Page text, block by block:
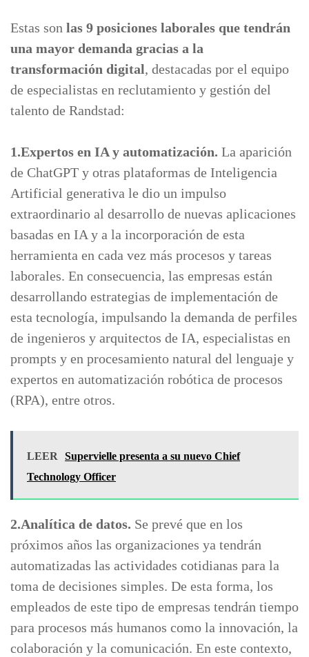
Estas son las 9 posiciones laborales que tendrán
una mayor demanda gracias a la
transformación digital, destacadas por el equipo
de especialistas en reclutamiento y gestión del
talento de Randstad:
1.Expertos en IA y automatización. La aparición
de ChatGPT y otras plataformas de Inteligencia
Artificial generativa le dio un impulso
extraordinario al desarrollo de nuevas aplicaciones
basadas en IA y a la incorporación de esta
herramienta en cada vez más procesos y tareas
laborales. En consecuencia, las empresas están
desarrollando estrategias de implementación de
esta tecnología, impulsando la demanda de perfiles
de ingenieros y arquitectos de IA, especialistas en
prompts y en procesamiento natural del lenguaje y
expertos en automatización robótica de procesos
(RPA), entre otros.
LEER
Supervielle presenta a su nuevo Chief
Technology Officer
2.Analítica de datos. Se prevé que en los
próximos años las organizaciones ya tendrán
automatizadas las actividades cotidianas para la
toma de decisiones simples. De esta forma, los
empleados de este tipo de empresas tendrán tiempo
para procesos más humanos como la innovación, la
colaboración y la comunicación. En este contexto,